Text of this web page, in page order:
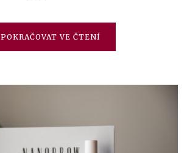
POKRAČOVAT VE ČTENÍ